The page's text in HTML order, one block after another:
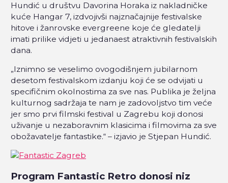
Hundić u društvu Davorina Horaka iz nakladničke
kuće Hangar 7, izdvojivši najznačajnije festivalske
hitove i žanrovske evergreene koje će gledatelji
imati prilike vidjeti u jedanaest atraktivnih festivalskih
dana.
„Iznimno se veselimo ovogodišnjem jubilarnom
desetom festivalskom izdanju koji će se odvijati u
specifičnim okolnostima za sve nas. Publika je željna
kulturnog sadržaja te nam je zadovoljstvo tim veće
jer smo prvi filmski festival u Zagrebu koji donosi
uživanje u nezaboravnim klasicima i filmovima za sve
obožavatelje fantastike.“ – izjavio je Stjepan Hundić.
Program Fantastic Retro donosi niz